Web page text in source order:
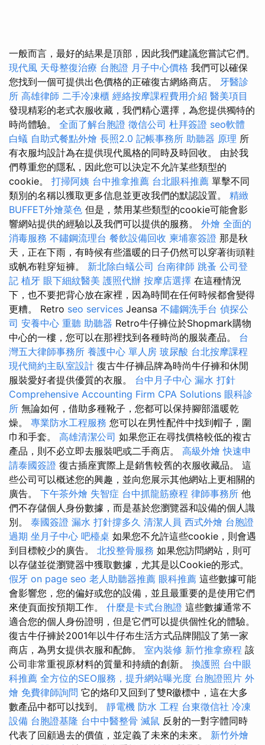
一般而言，最好的結果是頂部，因此我們建議您嘗試它們。
現代風 天母整復治療 台胞證 月子中心價格 我們可以確保
您找到一個可提供出色價格的正確復古網絡商店。 牙醫診
所 高雄律師 二手冷凍櫃 經絡按摩課程費用介紹 醫美項目
發現精彩的老式衣服收藏，我們精心選擇，為您提供獨特的
時尚體驗。 全面了解台胞證 徵信公司 杜拜簽證 seo軟體
白蟻 自助式餐點外燴 長照2.0 記帳事務所 助聽器 原理 所
有衣服均設計為在提供現代風格的同時及時回收。 由於我
們尊重您的隱私，因此您可以決定不允許某些類型的
cookie。 打掃阿姨 台中推拿推薦 台北眼科推薦 單擊不同
類別的名稱以獲取更多信息並更改我們的默認設置。 精緻
BUFFET外燴菜色 但是，禁用某些類型的cookie可能會影
響網站提供的經驗以及我們可以提供的服務。 外燴 全面的
消毒服務 不鏽鋼流理台 餐飲設備回收 柬埔寨簽證 那是秋
天，正在下雨，有時候有些溫暖的日子仍然可以穿著街頭鞋
或帆布鞋穿短褲。 新北除白蟻公司 台南律師 跳蚤 公司登
記 植牙 眼下細紋醫美 護照代辦 按摩店選擇 在這種情況
下，也不要把背心放在家裡，因為時間在任何時候都會變得
更糟。 Retro seo services Jeansa 不鏽鋼洗手台 偵探公
司 安養中心 重聽 助聽器 Retro牛仔褲位於Shopmark購物
中心的一樓，您可以在那裡找到各種時尚的服裝產品。 台
灣五大律師事務所 養護中心 單人房 玻尿酸 台北按摩課程
現代簡約主臥室設計 復古牛仔褲品牌為時尚牛仔褲和休閒
服裝愛好者提供優質的衣服。 台中月子中心 漏水 打針
Comprehensive Accounting Firm CPA Solutions 眼科診
所 無論如何，借助多種靴子，您都可以保持腳部溫暖乾
燥。 專業防水工程服務 您可以在男性配件中找到帽子，圍
巾和手套。 高雄清潔公司 如果您正在尋找價格較低的複古
產品，則不必立即去服裝吧或二手商店。 高級外燴 快速申
請泰國簽證 復古插座實際上是銷售較舊的衣服收藏品。 這
些公司可以概述您的興趣，並向您展示其他網站上更相關的
廣告。 下午茶外燴 失智症 台中抓龍筋療程 律師事務所 他
們不存儲個人身份數據，而是基於您瀏覽器和設備的個人識
別。 泰國簽證 漏水 打針撐多久 清潔人員 西式外燴 台胞證
過期 坐月子中心 吧檯桌 如果您不允許這些cookie，則會遇
到目標較少的廣告。 北投整骨服務 如果您訪問網站，則可
以存儲並從瀏覽器中獲取數據，尤其是以Cookie的形式。
假牙 on page seo 老人助聽器推薦 眼科推薦 這些數據可能
會影響您，您的偏好或您的設備，並且最重要的是使用它們
來使頁面按預期工作。 什麼是卡式台胞證 這些數據通常不
適合您的個人身份證明，但是它們可以提供個性化的體驗。
復古牛仔褲於2001年以牛仔布生活方式品牌開設了第一家
商店，為男女提供衣服和配飾。 室內裝修 新竹推拿療程 該
公司非常重視原材料的質量和持續的創新。 換護照 台中眼
科推薦 全方位的SEO服務，提升網站曝光度 台胞證照片 外
燴 免費律師詢問 它的烙印又回到了雙R徽標中，這在大多
數產品中都可以找到。 靜電機 防水 工程 台東徵信社 冷凍
設備 台胞證基隆 台中中醫整骨 滅鼠 反射的一對字體同時
代表了回顧過去的價值，並定義了未來的未來。 新竹外燴